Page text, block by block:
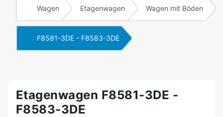
Wagen Etagenwagen Wagen mit Böden
F8581-3DE - F8583-3DE
Etagenwagen F8581-3DE -
F8583-3DE